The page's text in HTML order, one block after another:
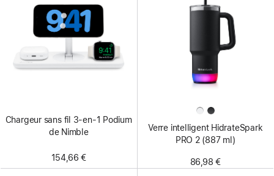
Chargeur sans fil 3-en-1 Podium
de Nimble
154,66 €
Verre intelligent HidrateSpark
PRO 2 (887 ml)
86,98 €